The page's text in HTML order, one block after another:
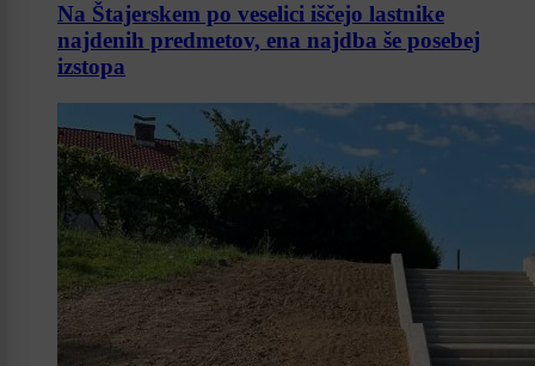
Na Štajerskem po veselici iščejo lastnike
najdenih predmetov, ena najdba še posebej
izstopa